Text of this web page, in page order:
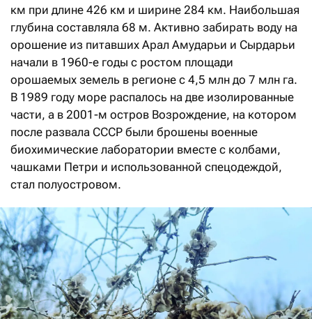
км при длине 426 км и ширине 284 км. Наибольшая
глубина составляла 68 м. Активно забирать воду на
орошение из питавших Арал Амударьи и Сырдарьи
начали в 1960-е годы с ростом площади
орошаемых земель в регионе с 4,5 млн до 7 млн га.
В 1989 году море распалось на две изолированные
части, а в 2001-м остров Возрождение, на котором
после развала СССР были брошены военные
биохимические лаборатории вместе с колбами,
чашками Петри и использованной спецодеждой,
стал полуостровом.